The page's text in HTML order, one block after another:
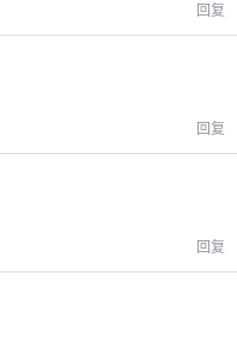
回复
回复
回复